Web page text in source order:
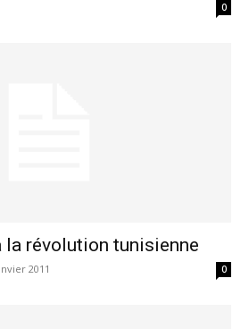
0
la révolution tunisienne
2011 0